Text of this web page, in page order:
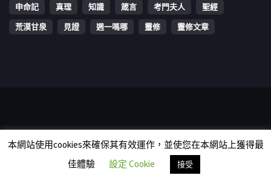
申命記
真理 知識 箴言 考門夫人
聖經
荒漠甘泉
見證 週一嗎哪 靈修 靈修文章
Copyright © 2006-2026 The Vine Media Organization Limited. All
rights reserved.
本網站使用cookies來確保其有效運作，並使您在本網站上獲得最
佳體驗
設定 Cookie 接受